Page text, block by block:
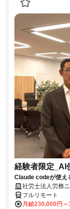
経験者限定_AI
Claude codeが使え
社労士法人労務
フルリモート
月給230,000円～